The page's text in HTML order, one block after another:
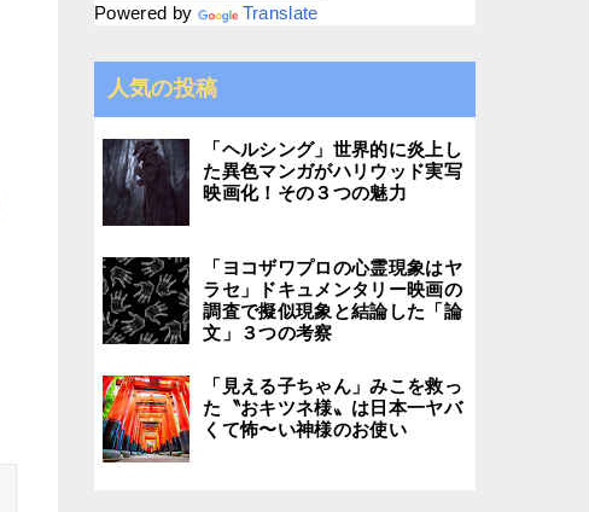
Powered by Translate
人気の投稿
「ヘルシング」世界的に炎上し
た異色マンガがハリウッド実写
映画化！その３つの魅力
「ヨコザワプロの心霊現象はヤ
ラセ」ドキュメンタリー映画の
調査で擬似現象と結論した「論
文」３つの考察
「見える子ちゃん」みこを救っ
た〝おキツネ様〟は日本一ヤバ
くて怖〜い神様のお使い